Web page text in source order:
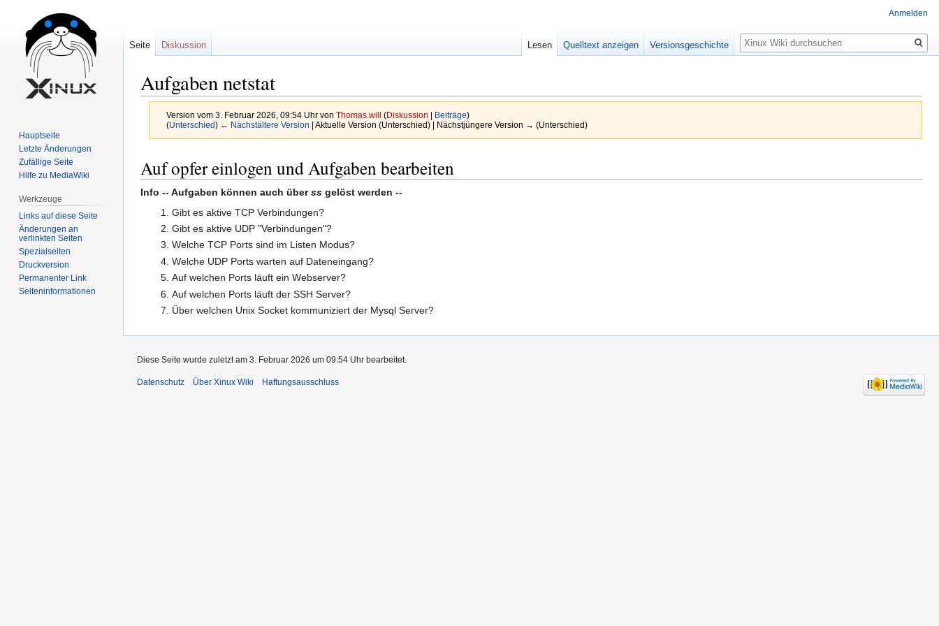
Aufgaben netstat
Version vom 3. Februar 2026, 09:54 Uhr von Thomas.will (Diskussion Beiträge)
(Unterschied) ← Nächstältere Version | Aktuelle Version (Unterschied) | Nächstjüngere Version → (Unterschied)
Navigation
springen
Suche
springen
Auf opfer einlogen und Aufgaben bearbeiten
Info -- Aufgaben können auch überss gelöst werden --
Gibt es aktive TCP Verbindungen?
Gibt es aktive UDP "Verbindungen"?
Welche TCP Ports sind im Listen Modus?
Welche UDP Ports warten auf Dateneingang?
Auf welchen Ports läuft ein Webserver?
Auf welchen Ports läuft der SSH Server?
Über welchen Unix Socket kommuniziert der Mysql Server?
Anmelden
Seite Diskussion Lesen Quelltext anzeigen Versionsgeschichte
Suche
Hauptseite
Letzte Änderungen
Zufällige Seite
Hilfe zu MediaWiki
Werkzeuge
Links auf diese Seite
Änderungen an
verlinkten Seiten
Spezialseiten
Druckversion
Permanenter Link
Seiten­informationen
Diese Seite wurde zuletzt am 3. Februar 2026 um 09:54 Uhr bearbeitet.
Datenschutz Über Xinux Wiki Haftungsausschluss